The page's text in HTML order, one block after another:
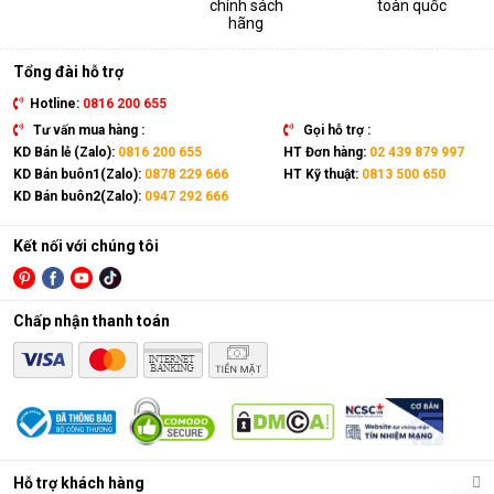
thiết bị. Sản phẩm có kích thước gọn nhẹ, kết hợp cùng bánh
xe và tay cầm nên có thể dễ dàng di chuyển tới mọi vị trí trong
Điều hòa di động là gì?
Các chức năng chính của máy bao gồm: Làm lạnh, quạt gió,
chính sách
hãng
toàn quốc
Tổng đài hỗ trợ
Hotline: 0816 200 655
Tư vấn mua hàng :
KD Bán lẻ (Zalo): 0816 200 655
KD Bán buôn1(Zalo): 0878 229 666
KD Bán buôn2(Zalo): 0947 292 666
Gọi hỗ trợ :
HT Đơn hàng: 02 439 879 997
HT Kỹ thuật: 0813 500 650
Hỗ trợ khách hàng
Kết nối với chúng tôi
Chấp nhận thanh toán